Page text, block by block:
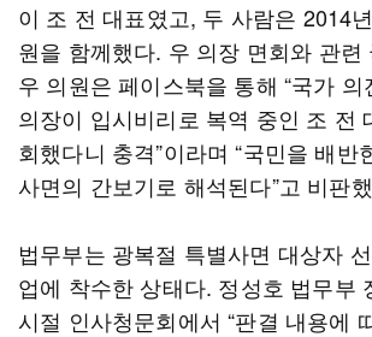
이 조 전 대표였고, 두 사람은 2014
원을 함께했다. 우 의장 면회와 관련
우 의원은 페이스북을 통해 “국가
의장이 입시비리로 복역 중인 조 전
회했다니 충격”이라며 “국민을 배반
사면의 간보기로 해석된다”고 비판
법무부는 광복절 특별사면 대상자
업에 착수한 상태다. 정성호 법무부
시절 인사청문회에서 “판결 내용에